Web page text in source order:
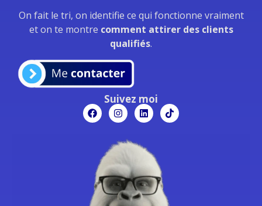
On fait le tri, on identifie ce qui fonctionne vraiment
et on te montre comment attirer des clients
qualifiés.
Suivez moi